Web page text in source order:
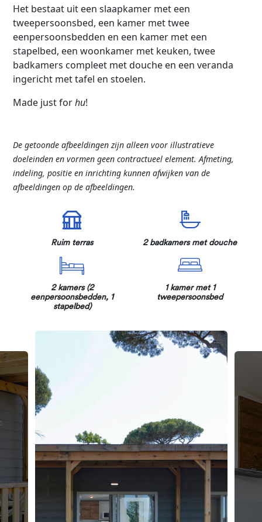
Het bestaat uit een slaapkamer met een
tweepersoonsbed, een kamer met twee
eenpersoonsbedden en een kamer met een
stapelbed, een woonkamer met keuken, twee
badkamers compleet met douche en een veranda
ingericht met tafel en stoelen.
Made just forhu!
De getoonde afbeeldingen zijn alleen voor illustratieve
doeleinden en vormen geen contractueel element. Afmeting,
indeling, positie en inrichting kunnen afwijken van de
afbeeldingen op de afbeeldingen.
Ruim terras 2 badkamers met douche
2 kamers (2
eenpersoonsbedden, 1
stapelbed)
1 kamer met 1
tweepersoonsbed